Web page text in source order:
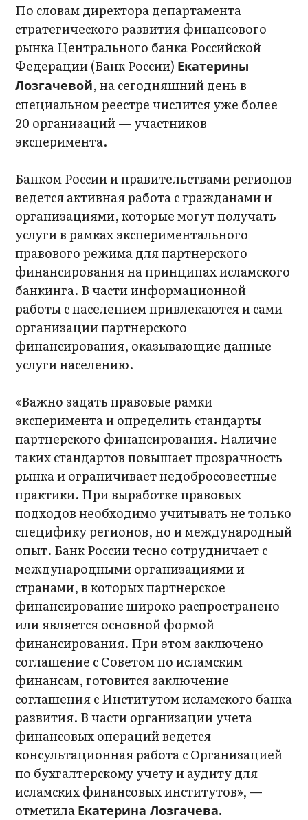
По словам директора департамента
стратегического развития финансового
рынка Центрального банка Российской
Федерации (Банк России) Екатерины
Лозгачевой, на сегодняшний день в
специальном реестре числится уже более
20 организаций — участников
эксперимента.
Банком России и правительствами регионов
ведется активная работа с гражданами и
организациями, которые могут получать
услуги в рамках экспериментального
правового режима для партнерского
финансирования на принципах исламского
банкинга. В части информационной
работы с населением привлекаются и сами
организации партнерского
финансирования, оказывающие данные
услуги населению.
«Важно задать правовые рамки
эксперимента и определить стандарты
партнерского финансирования. Наличие
таких стандартов повышает прозрачность
рынка и ограничивает недобросовестные
практики. При выработке правовых
подходов необходимо учитывать не только
специфику регионов, но и международный
опыт. Банк России тесно сотрудничает с
международными организациями и
странами, в которых партнерское
финансирование широко распространено
или является основной формой
финансирования. При этом заключено
соглашение с Советом по исламским
финансам, готовится заключение
соглашения с Институтом исламского банка
развития. В части организации учета
финансовых операций ведется
консультационная работа с Организацией
по бухгалтерскому учету и аудиту для
исламских финансовых институтов», —
отметила Екатерина Лозгачева.